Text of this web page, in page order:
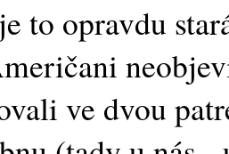
to opravdu
ve dvou